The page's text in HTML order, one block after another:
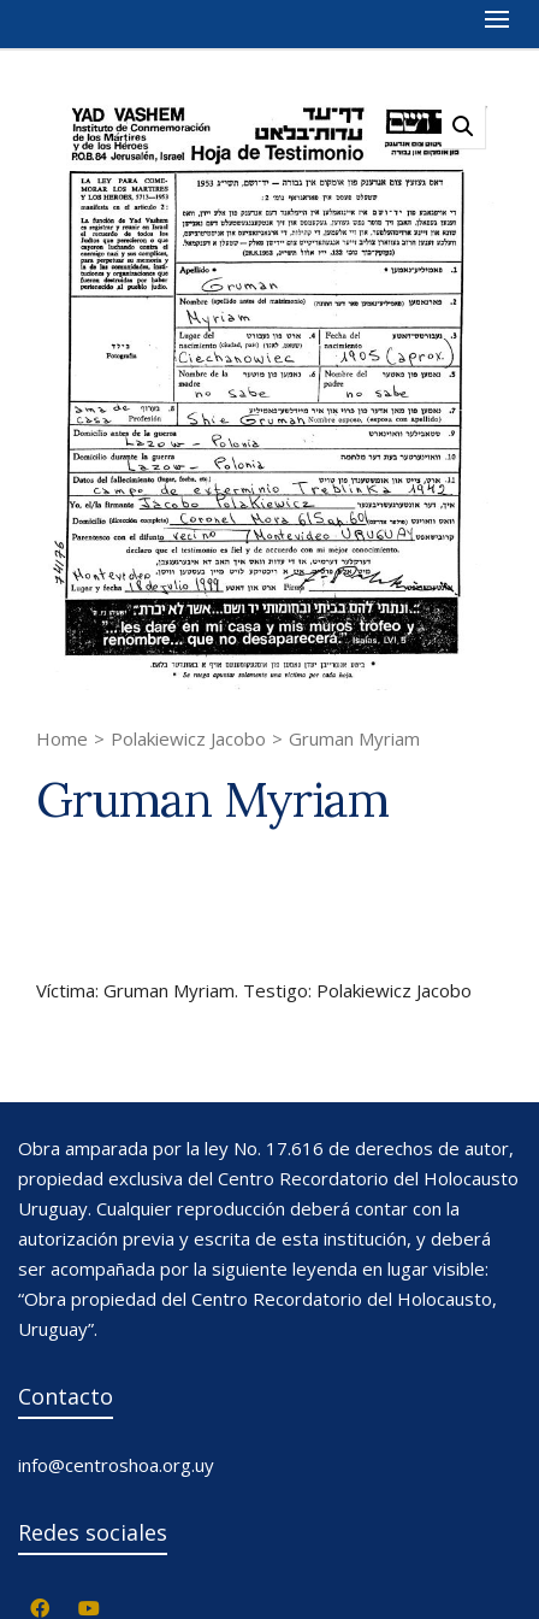
Home > Polakiewicz Jacobo > Gruman Myriam
Gruman Myriam
Víctima: Gruman Myriam. Testigo: Polakiewicz Jacobo
Obra amparada por la ley No. 17.616 de derechos de autor,
propiedad exclusiva del Centro Recordatorio del Holocausto
Uruguay. Cualquier reproducción deberá contar con la
autorización previa y escrita de esta institución, y deberá
ser acompañada por la siguiente leyenda en lugar visible:
“Obra propiedad del Centro Recordatorio del Holocausto,
Uruguay”.
Contacto
info@centroshoa.org.uy
Redes sociales